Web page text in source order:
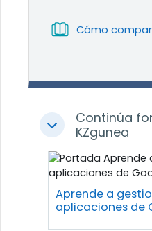
Cómo
Colapsar
Continúa
KZgunea
Aprende a
aplicaciones de